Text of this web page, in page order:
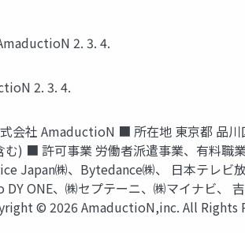
2. 3. 4.
2. 3. 4.
会社 AmaductioN ■ 所在地 東京都 品
む) ■ 許可事業 労働者派遣事業、有料職
Japan㈱、Bytedance㈱、 日本テレビ
DY ONE、㈱セプテーニ、㈱マイナビ、
© 2026 AmaductioN,inc. All Rights